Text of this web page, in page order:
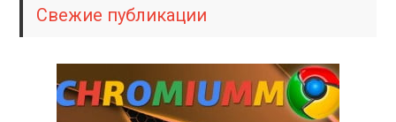
Свежие публикации